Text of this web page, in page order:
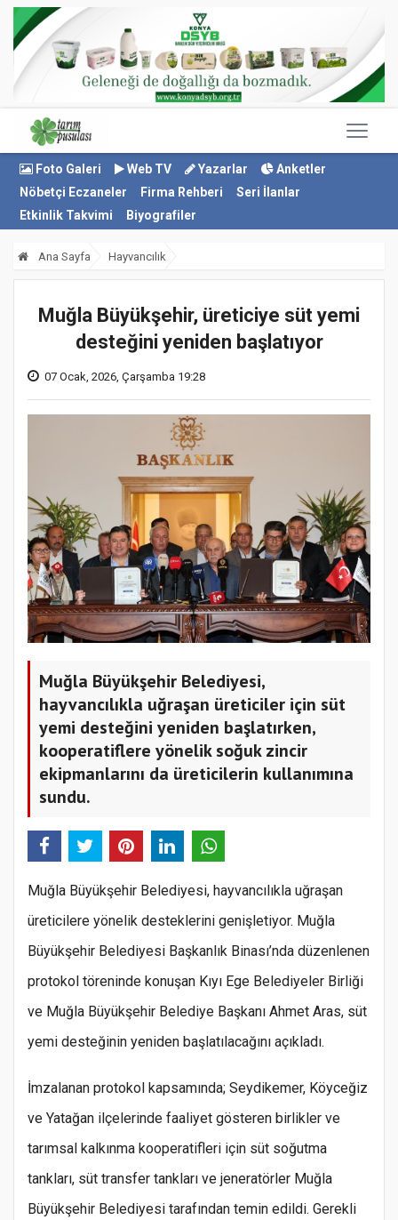
Foto Galeri Web TV Yazarlar
Anketler
Nöbetçi Eczaneler
Firma Rehberi
Seri İlanlar
Etkinlik Takvimi
Biyografiler
Ana Sayfa Hayvancılık
Muğla Büyükşehir, üreticiye süt yemi
desteğini yeniden başlatıyor
07 Ocak, 2026, Çarşamba 19:28
Muğla Büyükşehir Belediyesi,
hayvancılıkla uğraşan üreticiler için süt
yemi desteğini yeniden başlatırken,
kooperatiflere yönelik soğuk zincir
ekipmanlarını da üreticilerin kullanımına
sundu.
Muğla Büyükşehir Belediyesi, hayvancılıkla uğraşan
üreticilere yönelik desteklerini genişletiyor. Muğla
Büyükşehir Belediyesi Başkanlık Binası’nda düzenlenen
protokol töreninde konuşan Kıyı Ege Belediyeler Birliği
ve Muğla Büyükşehir Belediye Başkanı Ahmet Aras, süt
yemi desteğinin yeniden başlatılacağını açıkladı.
İmzalanan protokol kapsamında; Seydikemer, Köyceğiz
ve Yatağan ilçelerinde faaliyet gösteren birlikler ve
tarımsal kalkınma kooperatifleri için süt soğutma
tankları, süt transfer tankları ve jeneratörler Muğla
Büyükşehir Belediyesi tarafından temin edildi. Gerekli